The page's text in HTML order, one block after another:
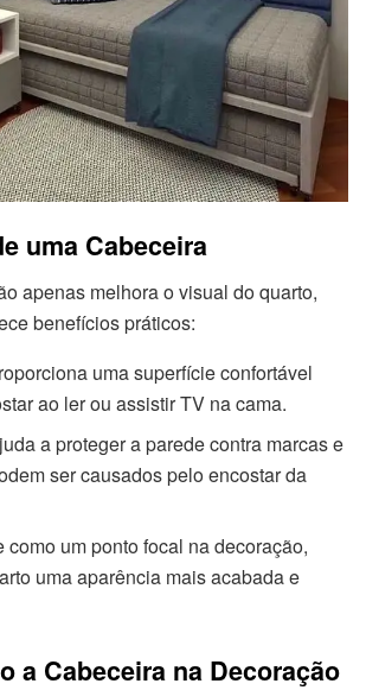
uma Cabeceira
apenas melhora o visual do quarto,
benefícios práticos:
uma superfície confortável
ao ler ou assistir TV na cama.
a proteger a parede contra marcas e
ser causados pelo encostar da
como um ponto focal na decoração,
uma aparência mais acabada e
a Cabeceira na Decoração